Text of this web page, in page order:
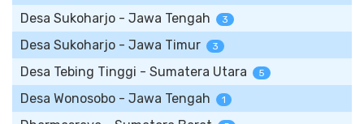
Desa Sukoharjo - Jawa Tengah 3
Desa Sukoharjo - Jawa Timur 3
Desa Tebing Tinggi - Sumatera Utara 5
Desa Wonosobo - Jawa Tengah 1